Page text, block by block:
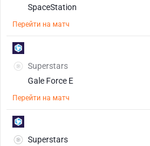
SpaceStation
Перейти на матч
Superstars
Gale Force E
Перейти на матч
Superstars